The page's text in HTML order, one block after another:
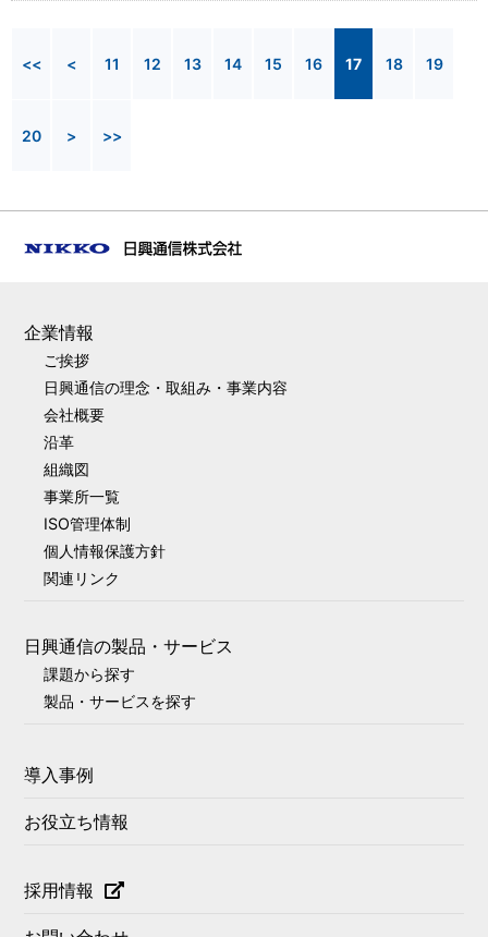
<< < 11 12 13 14 15 16 17 18 19
20 > >>
企業情報
ご挨拶
日興通信の理念・取組み・事業内容
会社概要
沿革
組織図
事業所一覧
ISO管理体制
個人情報保護方針
関連リンク
日興通信の製品・サービス
課題から探す
製品・サービスを探す
導入事例
お役立ち情報
採用情報